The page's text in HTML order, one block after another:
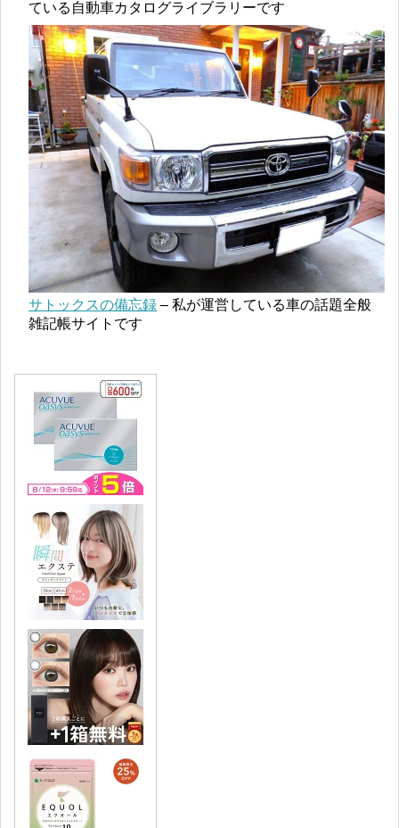
ている自動車カタログライブラリーです
サトックスの備忘録 – 私が運営している車の話題全般
雑記帳サイトです